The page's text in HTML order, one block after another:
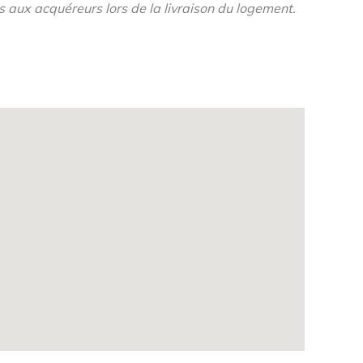
aux acquéreurs lors de la livraison du logement.